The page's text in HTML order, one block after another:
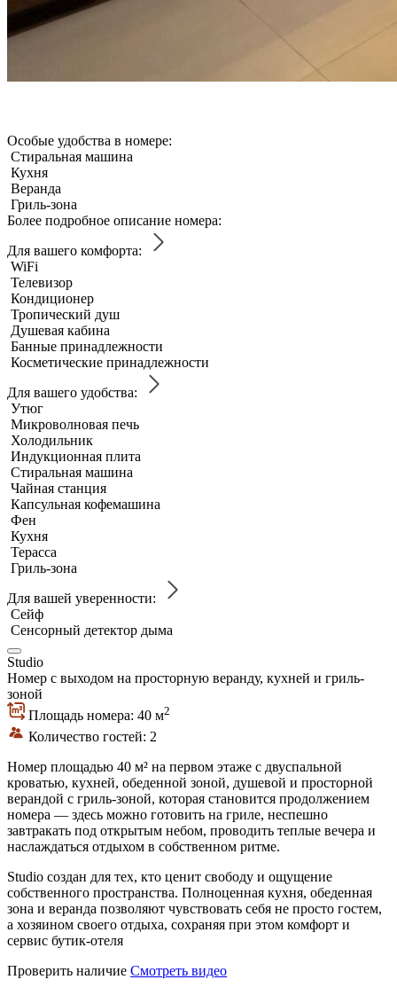
Особые удобства в номере:
Стиральная машина
Кухня
Веранда
Гриль-зона
Более подробное описание номера:
Для вашего комфорта:
WiFi
Телевизор
Кондиционер
Тропический душ
Душевая кабина
Банные принадлежности
Косметические принадлежности
Для вашего удобства:
Утюг
Микроволновая печь
Холодильник
Индукционная плита
Стиральная машина
Чайная станция
Капсульная кофемашина
Фен
Кухня
Терасса
Гриль-зона
Для вашей уверенности:
Сейф
Сенсорный детектор дыма
Studio
Номер с выходом на просторную веранду, кухней и гриль-
зоной
Площадь номера: 40 м2
Количество гостей: 2
Номер площадью 40 м² на первом этаже с двуспальной
кроватью, кухней, обеденной зоной, душевой и просторной
верандой с гриль-зоной, которая становится продолжением
номера — здесь можно готовить на гриле, неспешно
завтракать под открытым небом, проводить теплые вечера и
наслаждаться отдыхом в собственном ритме.
Studio создан для тех, кто ценит свободу и ощущение
собственного пространства. Полноценная кухня, обеденная
зона и веранда позволяют чувствовать себя не просто гостем,
а хозяином своего отдыха, сохраняя при этом комфорт и
сервис бутик-отеля
Проверить наличие Смотреть видео